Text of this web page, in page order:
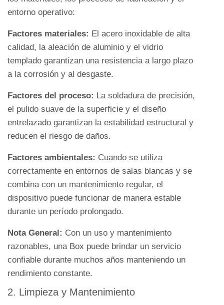
entorno operativo:
Factores materiales: El acero inoxidable de alta
calidad, la aleación de aluminio y el vidrio
templado garantizan una resistencia a largo plazo
a la corrosión y al desgaste.
Factores del proceso: La soldadura de precisión,
el pulido suave de la superficie y el diseño
entrelazado garantizan la estabilidad estructural y
reducen el riesgo de daños.
Factores ambientales: Cuando se utiliza
correctamente en entornos de salas blancas y se
combina con un mantenimiento regular, el
dispositivo puede funcionar de manera estable
durante un período prolongado.
Nota General: Con un uso y mantenimiento
razonables, una Box puede brindar un servicio
confiable durante muchos años manteniendo un
rendimiento constante.
2. Limpieza y Mantenimiento